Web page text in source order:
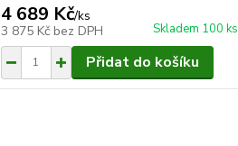
4 689 Kč/ks
3 875 Kč bez DPH Skladem 100 ks
Přidat do košíku